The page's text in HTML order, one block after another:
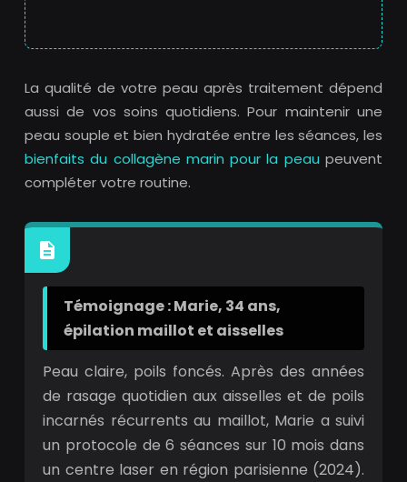
La qualité de votre peau après traitement dépend
aussi de vos soins quotidiens. Pour maintenir une
peau souple et bien hydratée entre les séances, les
bienfaits du collagène marin pour la peau peuvent
compléter votre routine.
Témoignage : Marie, 34 ans,
épilation maillot et aisselles
Peau claire, poils foncés. Après des années
de rasage quotidien aux aisselles et de poils
incarnés récurrents au maillot, Marie a suivi
un protocole de 6 séances sur 10 mois dans
un centre laser en région parisienne (2024).